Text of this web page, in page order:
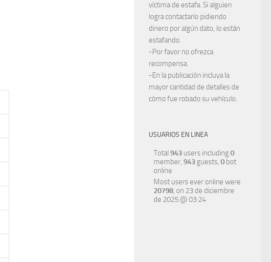
víctima de estafa. Si alguien
logra contactarlo pidiendo
dinero por algún dato, lo están
estafando.
-Por favor no ofrezca
recompensa.
-En la publicación incluya la
mayor cantidad de detalles de
cómo fue robado su vehículo.
USUARIOS EN LINEA
Total 943 users including0
member, 943 guests, 0 bot
online
Most users ever online were
20798, on 23 de diciembre
de 2025 @ 03:24